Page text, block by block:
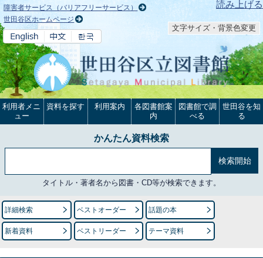
本文へ 読み上げる
障害者サービス（バリアフリーサービス）
世田谷区ホームページ
文字サイズ・背景色変更
利用者メニ
ュー
資料を探す 利用案内
各図書館案
内
図書館で調
べる
世田谷を知
る
かんたん資料検索
タイトル・著者名から図書・CD等が検索できます。
詳細検索 ベストオーダー 話題の本
新着資料 ベストリーダー テーマ資料